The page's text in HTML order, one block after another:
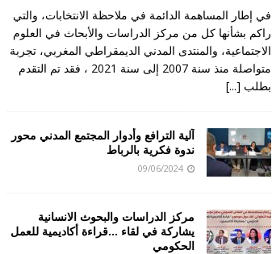
في إطار المساهمة الدائمة في ملاحظة الانتخابات، والتي
راكم بشأنها كل من مركز الدراسات والأبحاث في العلوم
الاجتماعية، والمنتدى المدني الديمقراطي المغربي، تجربة
متواصلة منذ سنة 2007 إلى سنة 2021 ، فقد تم التقدم
بطلب [...]
آلية الترافع وأدوار المجتمع المدني محور
ندوة فكرية بالرباط
09/06/2024
مركز الدراسات والبحوث الانسانية
يشاركة في لقاء …قراءة أكاديمية للعمل
الحكومي